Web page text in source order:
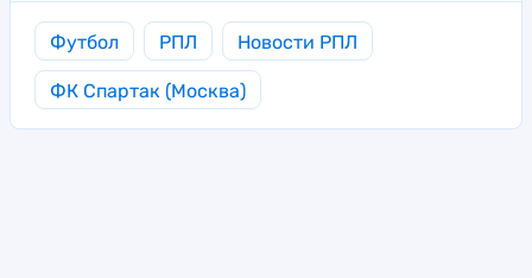
Футбол РПЛ Новости РПЛ
ФК Спартак (Москва)